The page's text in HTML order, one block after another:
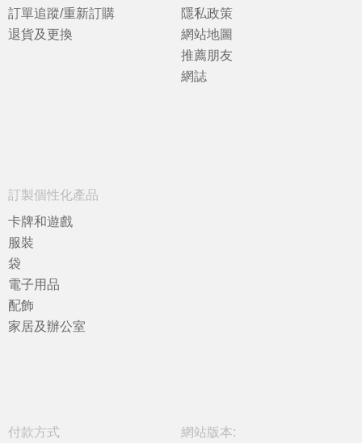
訂單追蹤/重新訂購
退貨及更換
隱私政策
網站地圖
推薦朋友
網誌
訂製個性化產品
卡牌和遊戲
服裝
袋
電子用品
配飾
家居及辦公室
付款方式 網站版本: